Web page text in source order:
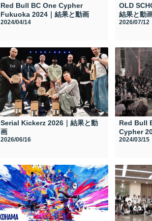
Red Bull BC One Cypher
Fukuoka 2024｜結果と動画
2024/04/14
OLD
結果と動
2026/07/12
Serial Kickerz 2026｜結果と動
画
2026/06/16
Red Bull
Cypher
2024/03/15